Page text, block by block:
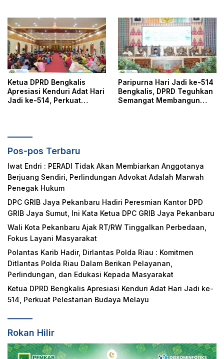
dan Edukasi Kepada
Masyarakat
Ketua DPRD Bengkalis
Apresiasi Kenduri Adat Hari
Jadi ke-514, Perkuat
Paripurna Hari Jadi ke-514
Bengkalis, DPRD Teguhkan
Semangat Membangun
Pos-pos Terbaru
Iwat Endri : PERADI Tidak Akan Membiarkan Anggotanya
Berjuang Sendiri, Perlindungan Advokat Adalah Marwah
Penegak Hukum
DPC GRIB Jaya Pekanbaru Hadiri Peresmian Kantor DPD
GRIB Jaya Sumut, Ini Kata Ketua DPC GRIB Jaya Pekanbaru
Wali Kota Pekanbaru Ajak RT/RW Tinggalkan Perbedaan,
Fokus Layani Masyarakat
Polantas Karib Hadir, Dirlantas Polda Riau : Komitmen
Ditlantas Polda Riau Dalam Berikan Pelayanan,
Perlindungan, dan Edukasi Kepada Masyarakat
Ketua DPRD Bengkalis Apresiasi Kenduri Adat Hari Jadi ke-
514, Perkuat Pelestarian Budaya Melayu
Rokan Hilir